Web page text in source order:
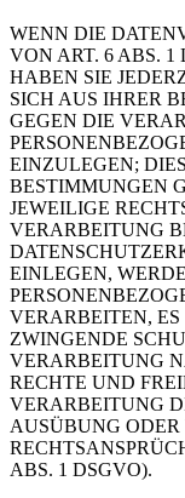
WENN DIE
VON ART. 6 ABS. 1
HABEN SIE
SICH AUS IHRER
GEGEN DIE
EINZULEGEN;
BESTIMMUNGEN
JEWEILIGE
VERARBEITUNG
EINLEGEN,
VERARBEITEN,
ZWINGENDE
VERARBEITUNG
RECHTE UND
VERARBEITUNG
AUSÜBUNG
ABS. 1 DSGVO).